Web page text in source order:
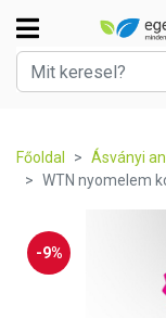
Főoldal
Ásványi
WTN nyomelem
-9%